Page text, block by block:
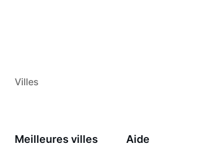
Villes
Meilleures villes Aide